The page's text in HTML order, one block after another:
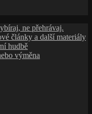
ne přehrávaj.
články a další materiály
hudbě
výměna